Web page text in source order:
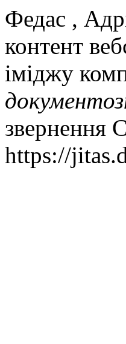
Федас ,
контент
іміджу
звернення
https://